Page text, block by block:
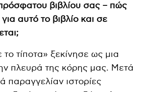
βιβλίου σας – πώς
αυτό το βιβλίο και σε
τίποτα» ξεκίνησε ως μια
πλευρά της κόρης μας. Μετά
παραγγελίαν ιστορίες